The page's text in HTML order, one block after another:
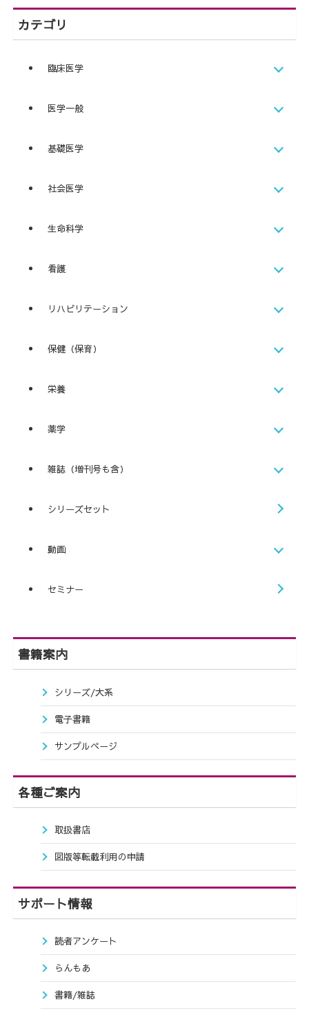
カテゴリ
臨床医学
医学一般
基礎医学
社会医学
生命科学
看護
リハビリテーション
保健（保育）
栄養
薬学
雑誌（増刊号も含）
シリーズセット
動画
セミナー
書籍案内
シリーズ/大系
電子書籍
サンプルページ
各種ご案内
取扱書店
図版等転載利用の申請
サポート情報
読者アンケート
らんもあ
書籍/雑誌